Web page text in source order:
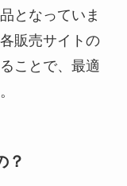
となっていま
販売サイトの
ことで、最適
？